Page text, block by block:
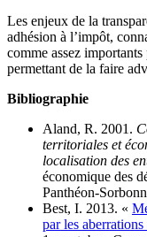
Les enjeux de la
adhésion à l’impôt,
comme assez
permettant de la faire
Bibliographie
Aland, R. 2001.
territoriales et
localisation des
économique des
Panthéon-
Best, I. 2013. «
par les